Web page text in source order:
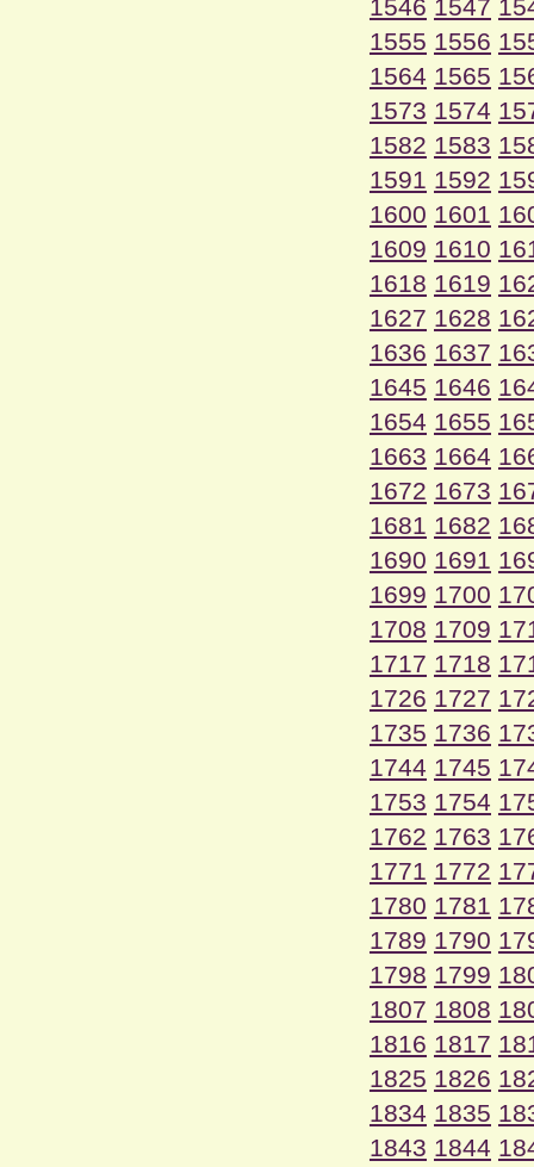
1546 1547
1555 1556
1564 1565
1573 1574
1582 1583
1591 1592
1600 1601
1609 1610
1618 1619
1627 1628
1636 1637
1645 1646
1654 1655
1663 1664
1672 1673
1681 1682
1690 1691
1699 1700
1708 1709
1717 1718
1726 1727
1735 1736
1744 1745
1753 1754
1762 1763
1771 1772
1780 1781
1789 1790
1798 1799
1807 1808
1816 1817
1825 1826
1834 1835
1843 1844